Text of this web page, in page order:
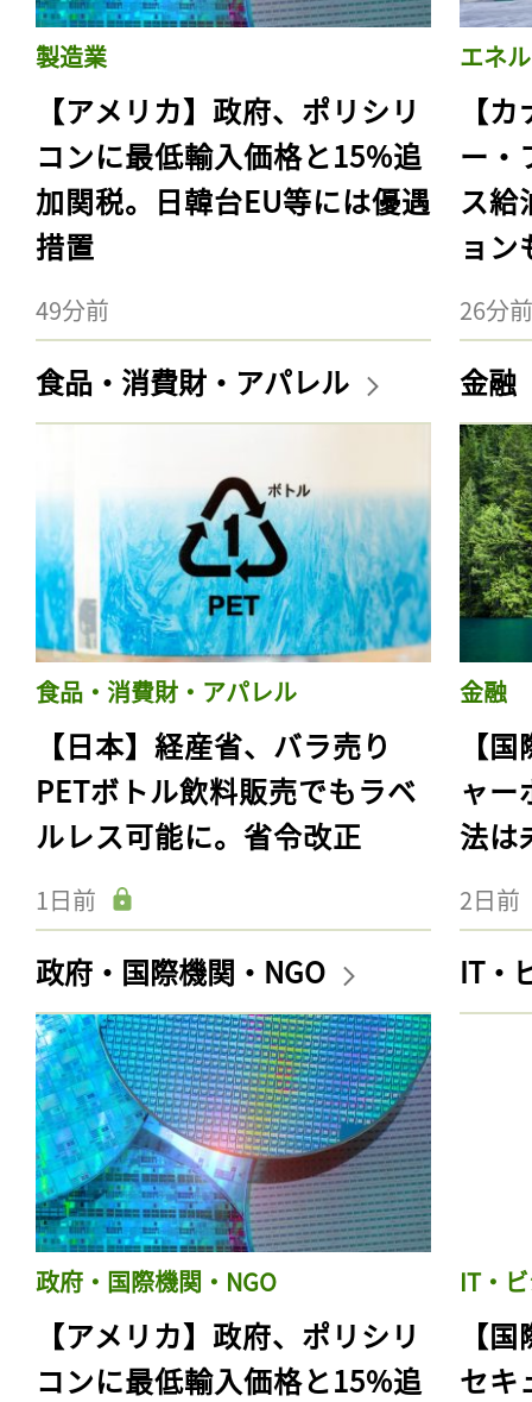
製造業
【アメリカ】政府、ポリシリ
コンに最低輸入価格と15%追
加関税。日韓台EU等には優遇
措置
49分前
エネ
【
ー・
ス給
ョン
26分前
食品・消費財・アパレル
食品・消費財・アパレル
【日本】経産省、バラ売り
PETボトル飲料販売でもラベ
ルレス可能に。省令改正
1日前
金融
金融
【
ャー
法は
2日前
政府・国際機関・NGO
政府・国際機関・NGO
【アメリカ】政府、ポリシリ
コンに最低輸入価格と15%追
IT・
IT・
【
セキ